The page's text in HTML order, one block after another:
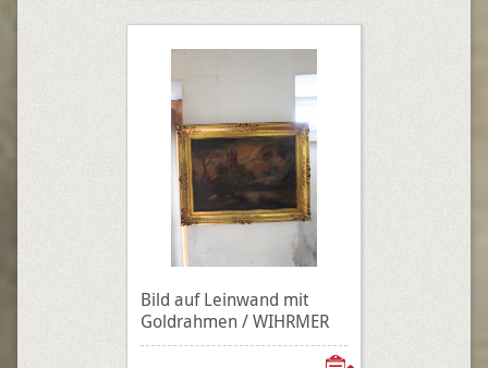
Bild auf Leinwand mit
Goldrahmen / WIHRMER